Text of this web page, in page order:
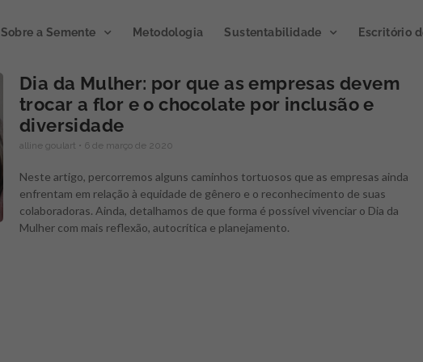
Sobre a Semente Metodologia Sustentabilidade Escritório
Dia da Mulher: por que as empresas devem
trocar a flor e o chocolate por inclusão e
diversidade
alline goulart 6 de março de 2020
Neste artigo, percorremos alguns caminhos tortuosos que as empresas ainda
enfrentam em relação à equidade de gênero e o reconhecimento de suas
colaboradoras. Ainda, detalhamos de que forma é possível vivenciar o Dia da
Mulher com mais reflexão, autocrítica e planejamento.
Publicação de
impacto 2023
A publicação divulga os
resultados de ações e atividades
de inovação gerados por meio
de programas e projetos
Gerando atmosferas